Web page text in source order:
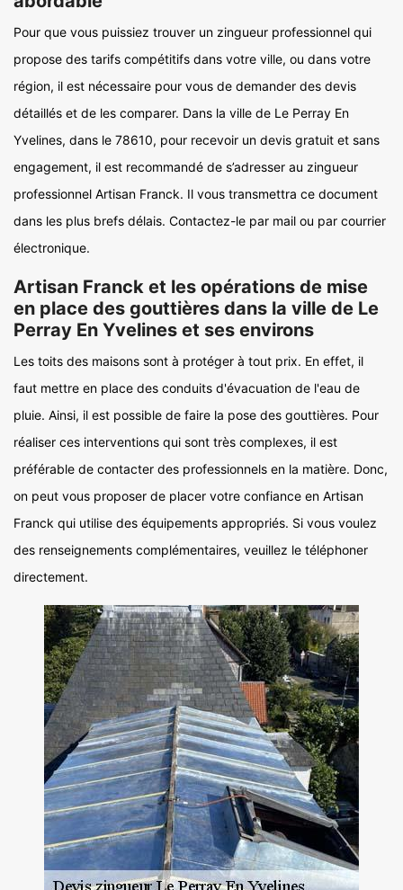
Pour que vous puissiez trouver un zingueur professionnel qui
propose des tarifs compétitifs dans votre ville, ou dans votre
région, il est nécessaire pour vous de demander des devis
détaillés et de les comparer. Dans la ville de Le Perray En
Yvelines, dans le 78610, pour recevoir un devis gratuit et sans
engagement, il est recommandé de s’adresser au zingueur
professionnel Artisan Franck. Il vous transmettra ce document
dans les plus brefs délais. Contactez-le par mail ou par courrier
électronique.
Artisan Franck et les opérations de mise
en place des gouttières dans la ville de Le
Perray En Yvelines et ses environs
Les toits des maisons sont à protéger à tout prix. En effet, il
faut mettre en place des conduits d'évacuation de l'eau de
pluie. Ainsi, il est possible de faire la pose des gouttières. Pour
réaliser ces interventions qui sont très complexes, il est
préférable de contacter des professionnels en la matière. Donc,
on peut vous proposer de placer votre confiance en Artisan
Franck qui utilise des équipements appropriés. Si vous voulez
des renseignements complémentaires, veuillez le téléphoner
directement.